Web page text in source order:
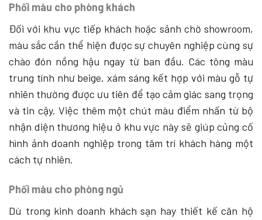
Phối màu cho phòng khách
Đối với khu vực tiếp khách hoặc sảnh chờ showroom,
màu sắc cần thể hiện được sự chuyên nghiệp cùng sự
chào đón nồng hậu ngay từ ban đầu. Các tông màu
trung tính như beige, xám sáng kết hợp với màu gỗ tự
nhiên thường được ưu tiên để tạo cảm giác sang trọng
và tin cậy. Việc thêm một chút màu điểm nhấn từ bộ
nhận diện thương hiệu ở khu vực này sẽ giúp củng cố
hình ảnh doanh nghiệp trong tâm trí khách hàng một
cách tự nhiên.
Phối màu cho phòng ngủ
Dù trong kinh doanh khách sạn hay thiết kế căn hộ